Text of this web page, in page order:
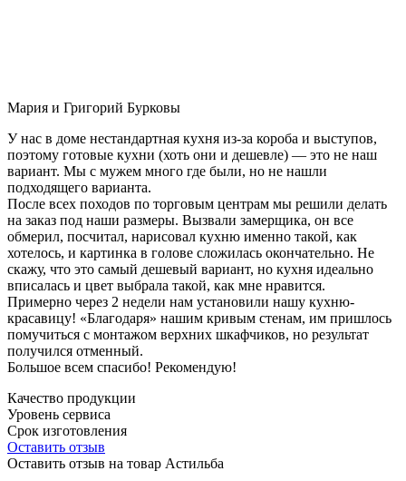
Мария и Григорий Бурковы
У нас в доме нестандартная кухня из-за короба и выступов,
поэтому готовые кухни (хоть они и дешевле) — это не наш
вариант. Мы с мужем много где были, но не нашли
подходящего варианта.
После всех походов по торговым центрам мы решили делать
на заказ под наши размеры. Вызвали замерщика, он все
обмерил, посчитал, нарисовал кухню именно такой, как
хотелось, и картинка в голове сложилась окончательно. Не
скажу, что это самый дешевый вариант, но кухня идеально
вписалась и цвет выбрала такой, как мне нравится.
Примерно через 2 недели нам установили нашу кухню-
красавицу! «Благодаря» нашим кривым стенам, им пришлось
помучиться с монтажом верхних шкафчиков, но результат
получился отменный.
Большое всем спасибо! Рекомендую!
Качество продукции
Уровень сервиса
Срок изготовления
Оставить отзыв
Оставить отзыв на товар Астильба